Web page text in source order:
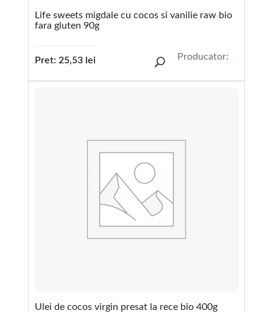
Life sweets migdale cu cocos si vanilie raw bio
fara gluten 90g
Pret: 25,53 lei Producator:
Ulei de cocos virgin presat la rece bio 400g